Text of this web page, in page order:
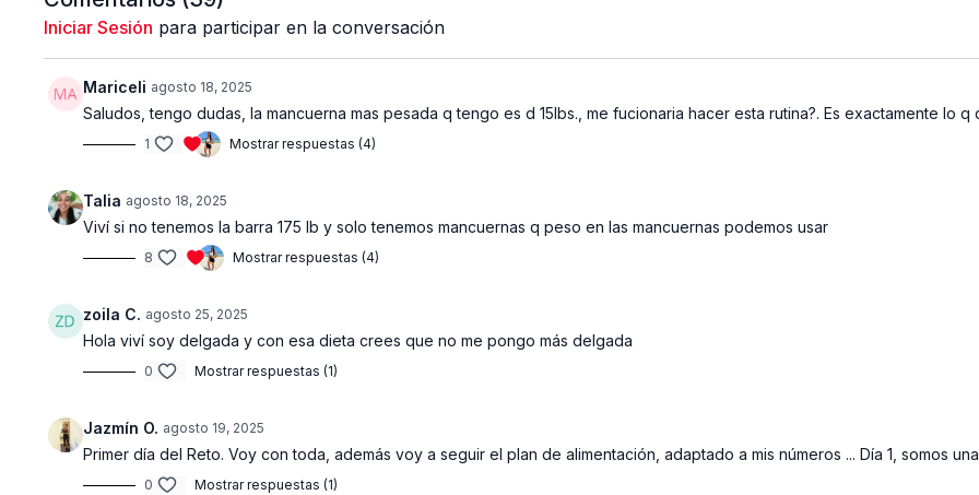
Iniciar Sesión para participar en la conversación
Mariceli agosto 18, 2025
Saludos, tengo dudas, la mancuerna mas pesada q tengo es d 15lbs., me fucionaria hacer esta rutina?. Es exactamente lo
1 Mostrar respuestas (4)
Talia agosto 18, 2025
Viví si no tenemos la barra 175 lb y solo tenemos mancuernas q peso en las mancuernas podemos usar
8 Mostrar respuestas (4)
zoila C. agosto 25, 2025
Hola viví soy delgada y con esa dieta crees que no me pongo más delgada
0 Mostrar respuestas (1)
Jazmín O. agosto 19, 2025
Primer día del Reto. Voy con toda, además voy a seguir el plan de alimentación, adaptado a mis números ... Día 1, somos
0 Mostrar respuestas (1)